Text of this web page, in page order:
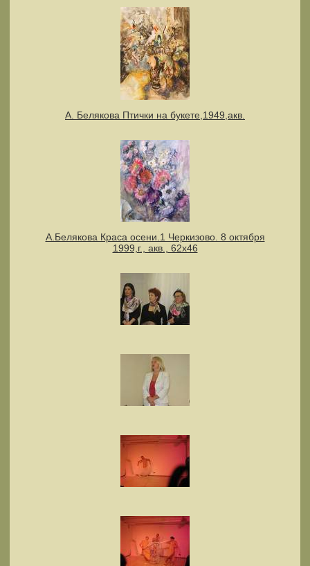
А. Белякова Птички на букете,1949,акв.
А.Белякова Краса осени.1 Черкизово. 8 октября
1999,г., акв., 62х46